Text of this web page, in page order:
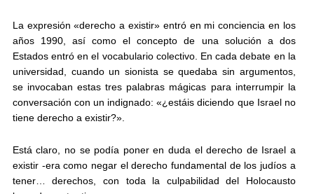
La expresión «derecho a existir» entró en mi conciencia en los
años 1990, así como el concepto de una solución a dos
Estados entró en el vocabulario colectivo. En cada debate en la
universidad, cuando un sionista se quedaba sin argumentos,
se invocaban estas tres palabras mágicas para interrumpir la
conversación con un indignado: «¿estáis diciendo que Israel no
tiene derecho a existir?».
Está claro, no se podía poner en duda el derecho de Israel a
existir -era como negar el derecho fundamental de los judíos a
tener… derechos, con toda la culpabilidad del Holocausto